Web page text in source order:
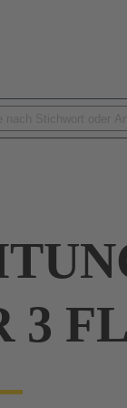
/ Han®
3